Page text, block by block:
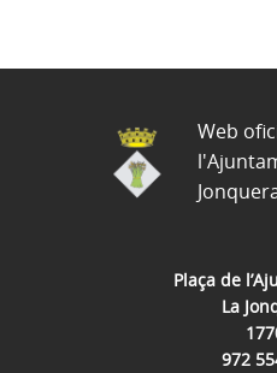
Plaça de
La
972
Web